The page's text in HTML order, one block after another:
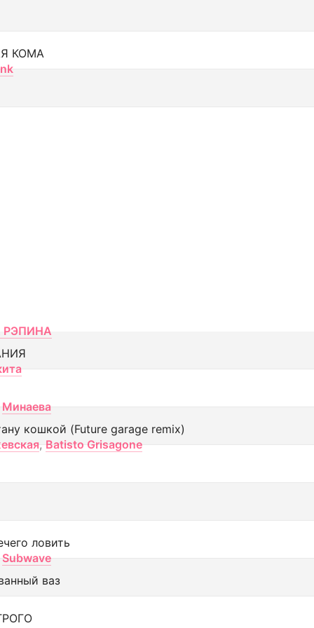
КОМА
РЭПИНА
Минаева
кошкой (Future garage remix)
, Batisto Grisagone
ловить
Subwave
ваз